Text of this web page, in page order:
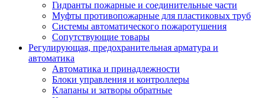
Гидранты пожарные и соединительные части
Муфты противопожарные для пластиковых труб
Системы автоматического пожаротушения
Сопутствующие товары
Регулирующая, предохранительная арматура и
автоматика
Автоматика и принадлежности
Блоки управления и контроллеры
Клапаны и затворы обратные